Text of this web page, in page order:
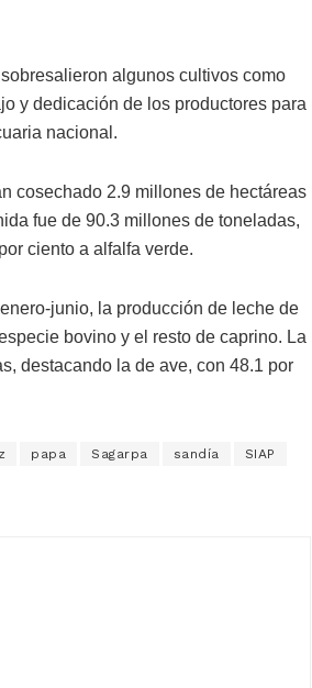
algunos cultivos como
y dedicación de los productores para
nacional.
cosechado 2.9 millones de hectáreas
fue de 90.3 millones de toneladas,
ciento a alfalfa verde.
junio, la producción de leche de
bovino y el resto de caprino. La
destacando la de ave, con 48.1 por
papa Sagarpa sandía SIAP